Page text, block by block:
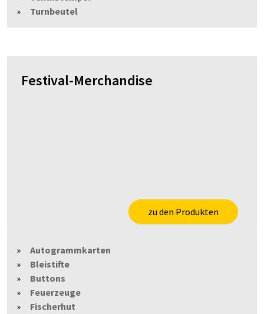
Turnbeutel
Festival-Merchandise
zu den Produkten
Autogrammkarten
Bleistifte
Buttons
Feuerzeuge
Fischerhut